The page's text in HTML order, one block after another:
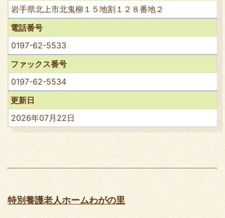
岩手県北上市北鬼柳１５地割１２８番地２
電話番号
0197-62-5533
ファックス番号
0197-62-5534
更新日
2026年07月22日
特別養護老人ホームわがの里